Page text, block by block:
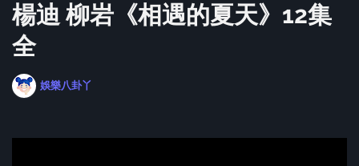
楊迪 柳岩《相遇的夏天》12集
全
娛樂八卦丫